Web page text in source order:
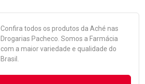
Confira todos os produtos da Aché nas
Drogarias Pacheco. Somos a Farmácia
com a maior variedade e qualidade do
Brasil.